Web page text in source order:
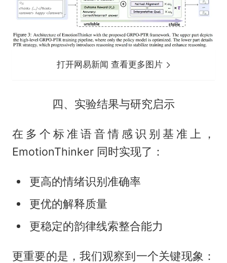
打开网易新闻 查看更多图片
四、实验结果与研究启示
在多个标准语音情感识别基准上，
EmotionThinker 同时实现了：
更高的情绪识别准确率
更优的解释质量
更稳定的韵律线索整合能力
更重要的是，我们观察到一个关键现象：